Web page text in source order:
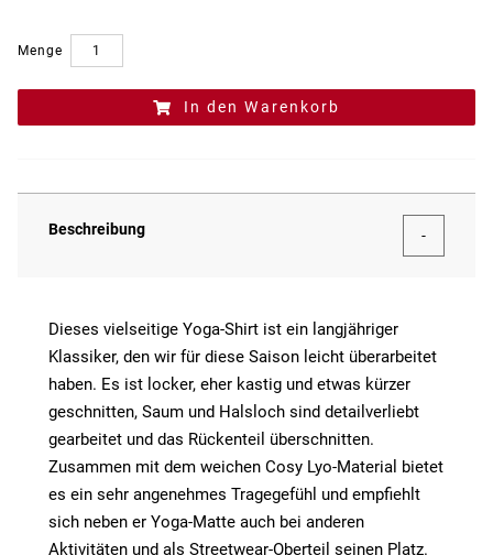
Menge
In den Warenkorb
Beschreibung
Dieses vielseitige Yoga-Shirt ist ein langjähriger
Klassiker, den wir für diese Saison leicht überarbeitet
haben. Es ist locker, eher kastig und etwas kürzer
geschnitten, Saum und Halsloch sind detailverliebt
gearbeitet und das Rückenteil überschnitten.
Zusammen mit dem weichen Cosy Lyo-Material bietet
es ein sehr angenehmes Tragegefühl und empfiehlt
sich neben er Yoga-Matte auch bei anderen
Aktivitäten und als Streetwear-Oberteil seinen Platz.